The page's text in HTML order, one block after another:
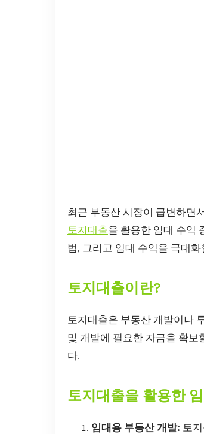
최근 부동산 시장이 급변하면
토지대출을 활용한 임대 수익
법, 그리고 임대 수익을 극대
토지대출이란?
토지대출은 부동산 개발이나
및 개발에 필요한 자금을 확보
다.
토지대출을 활용한
임대용 부동산 개발: 토